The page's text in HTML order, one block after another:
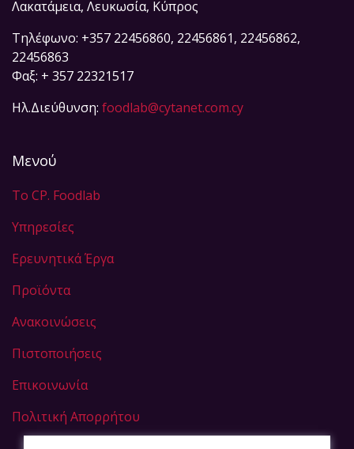
Λακατάμεια, Λευκωσία, Κύπρος
Τηλέφωνο: +357 22456860, 22456861, 22456862,
22456863
Φαξ: + 357 22321517
Ηλ.Διεύθυνση: foodlab@cytanet.com.cy
Μενού
Το CP. Foodlab
Υπηρεσίες
Eρευνητικά Έργα
Προϊόντα
Ανακοινώσεις
Πιστοποιήσεις
Επικοινωνία
Πολιτική Απορρήτου